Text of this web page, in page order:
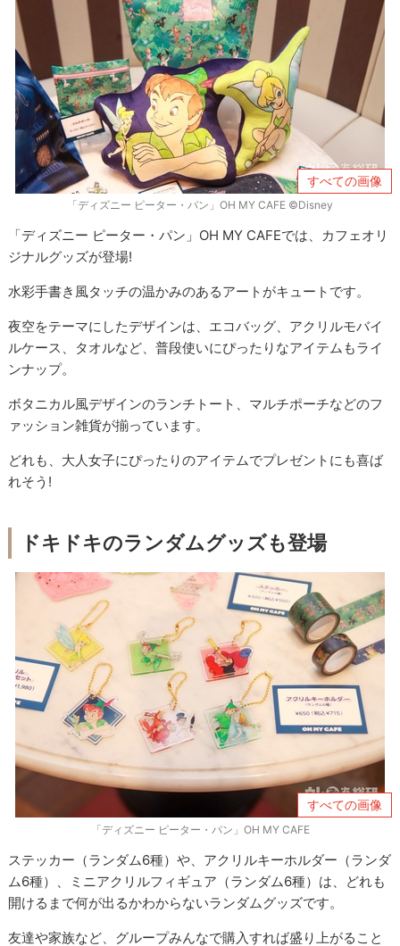
すべての画像
「ディズニー ピーター・パン」OH MY CAFE ©Disney
「ディズニー ピーター・パン」OH MY CAFEでは、カフェオリ
ジナルグッズが登場!
水彩手書き風タッチの温かみのあるアートがキュートです。
夜空をテーマにしたデザインは、エコバッグ、アクリルモバイ
ルケース、タオルなど、普段使いにぴったりなアイテムもライ
ンナップ。
ボタニカル風デザインのランチトート、マルチポーチなどのフ
ァッション雑貨が揃っています。
どれも、大人女子にぴったりのアイテムでプレゼントにも喜ば
れそう!
ドキドキのランダムグッズも登場
すべての画像
「ディズニー ピーター・パン」OH MY CAFE
ステッカー（ランダム6種）や、アクリルキーホルダー（ランダ
ム6種）、ミニアクリルフィギュア（ランダム6種）は、どれも
開けるまで何が出るかわからないランダムグッズです。
友達や家族など、グループみんなで購入すれば盛り上がること